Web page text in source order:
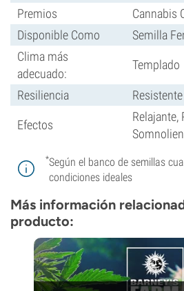
Premios
Cannabis
Disponible Como
Semilla
Clima más
adecuado:
Templado
Resiliencia
Efectos
Relajante,
*Según el banco de semillas
condiciones ideales
Más información
producto: